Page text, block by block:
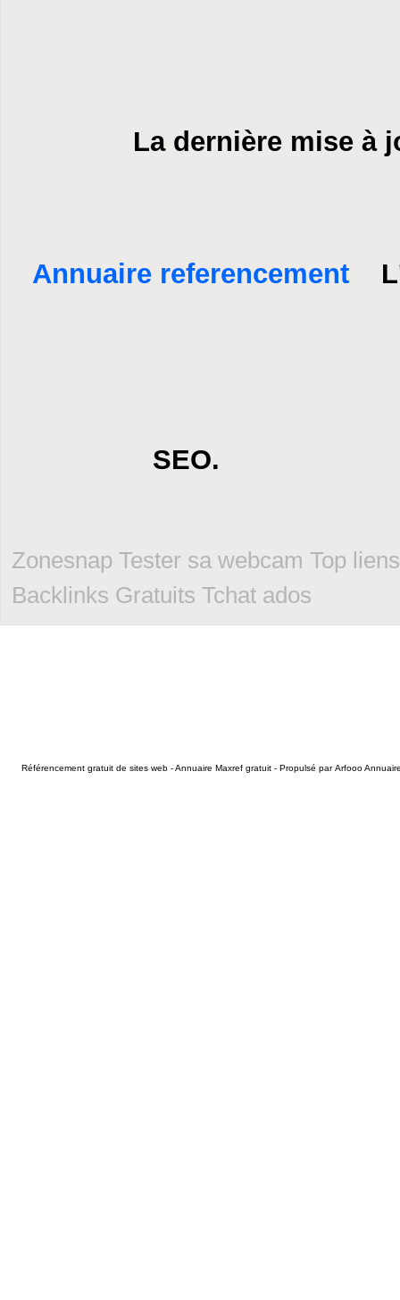
La dernière mise à
Annuaire referencement
SEO.
Zonesnap Tester sa webcam Top liens
Backlinks Gratuits Tchat ados
Référencement gratuit de sites web - Annuaire Maxref gratuit - Propulsé parArfooo